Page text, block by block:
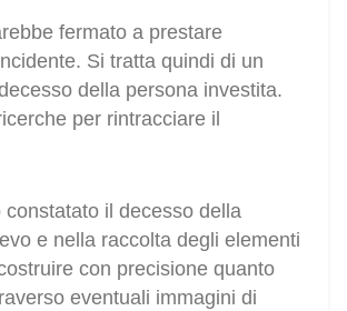
fermato a prestare
Si tratta quindi di un
della persona investita.
per rintracciare il
il decesso della
e nella raccolta degli elementi
con precisione quanto
eventuali immagini di